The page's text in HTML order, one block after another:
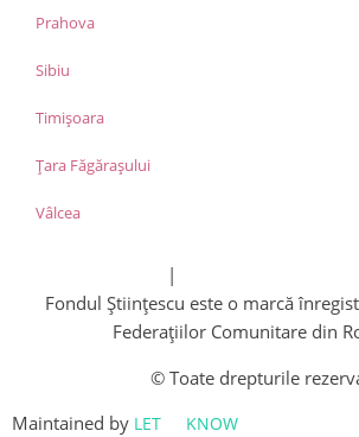
Prahova
Sibiu
Timișoara
Țara Făgărașului
Vâlcea
|
Fondul Științescu este o marcă
Federațiilor Comunitare din
© Toate drepturile
Maintained by LET KNOW